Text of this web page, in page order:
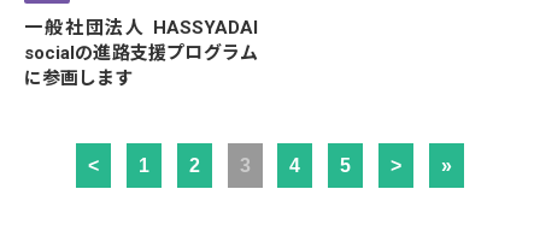
一般社団法人 HASSYADAI
socialの進路支援プログラム
に参画します
< 1 2 3 4 5 > »